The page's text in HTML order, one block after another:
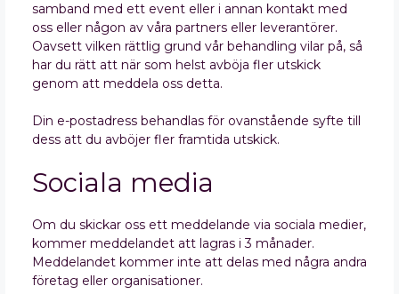
samband med ett event eller i annan kontakt med
oss eller någon av våra partners eller leverantörer.
Oavsett vilken rättlig grund vår behandling vilar på, så
har du rätt att när som helst avböja fler utskick
genom att meddela oss detta.
Din e-postadress behandlas för ovanstående syfte till
dess att du avböjer fler framtida utskick.
Sociala media
Om du skickar oss ett meddelande via sociala medier,
kommer meddelandet att lagras i 3 månader.
Meddelandet kommer inte att delas med några andra
företag eller organisationer.